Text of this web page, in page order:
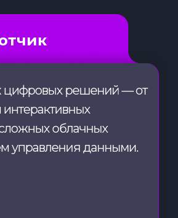
цифровых решений — от
интерактивных
облачных
управления данными.